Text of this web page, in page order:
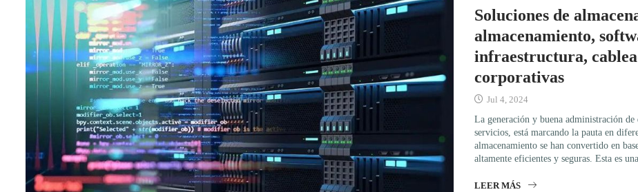
Soluciones de
almacenamiento,
infraestructura,
corporativas
Jul 4, 2024
La generación y buena administración
servicios, está marcando la pauta en
almacenamiento se han convertido en
altamente eficientes y seguras. Esta es
LEER MÁS